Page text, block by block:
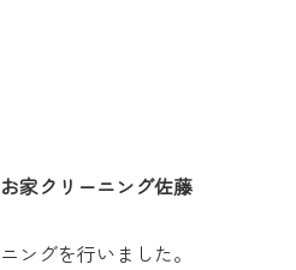
お家クリーニング佐藤
ングを行いました。